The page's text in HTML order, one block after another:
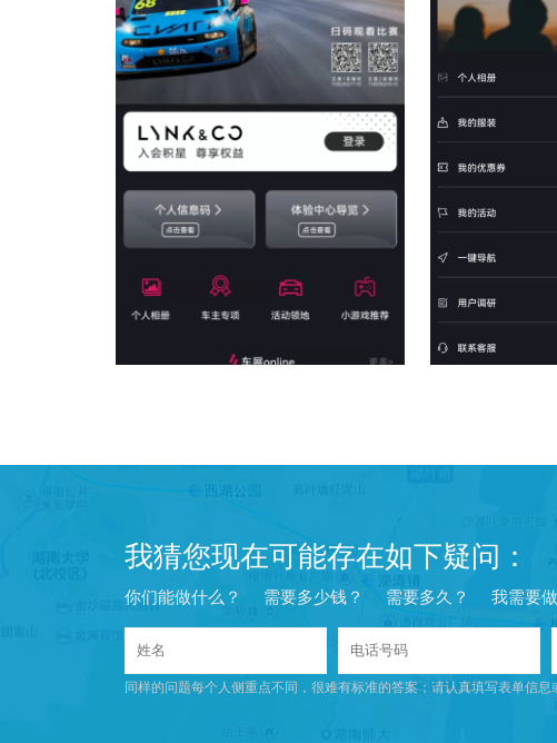
我猜您现在可能存在如下疑问：
你们能做什么？ 需要多少钱？ 需要多久？ 我需要
同样的问题每个人侧重点不同，很难有标准的答案；请认真填写表单信